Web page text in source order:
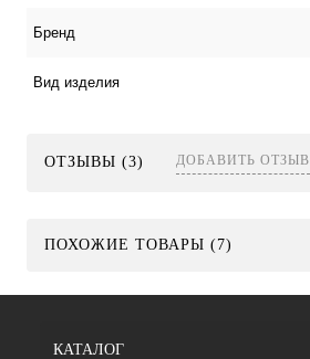
Бренд
Вид изделия
ОТЗЫВЫ (3) ДОБАВИТЬ ОТЗЫВ
ПОХОЖИЕ ТОВАРЫ (7)
КАТАЛОГ